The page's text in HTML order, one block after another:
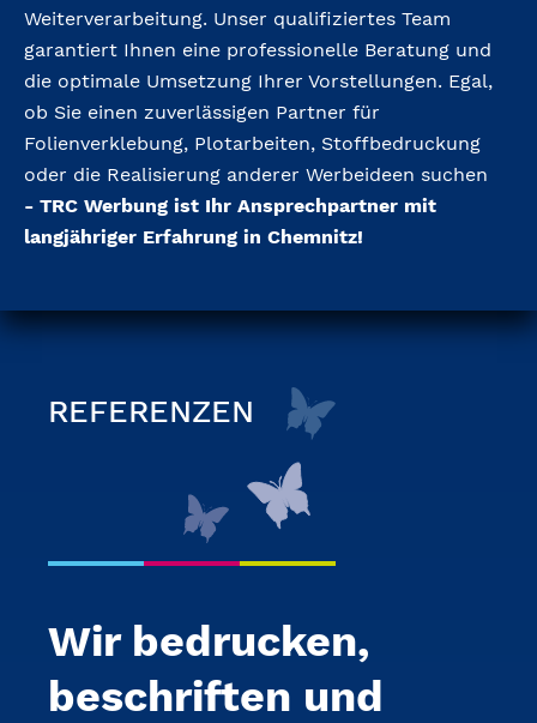
Weiterverarbeitung. Unser qualifiziertes Team
garantiert Ihnen eine professionelle Beratung und
die optimale Umsetzung Ihrer Vorstellungen. Egal,
ob Sie einen zuverlässigen Partner für
Folienverklebung, Plotarbeiten, Stoffbedruckung
oder die Realisierung anderer Werbeideen suchen
- TRC Werbung ist Ihr Ansprechpartner mit
langjähriger Erfahrung in Chemnitz!
REFERENZEN
Wir bedrucken,
beschriften und